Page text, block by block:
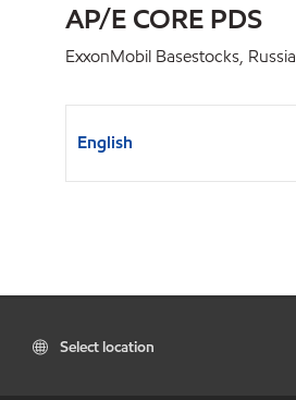
AP/E CORE PDS
ExxonMobil Basestocks, Russia
English
Select location